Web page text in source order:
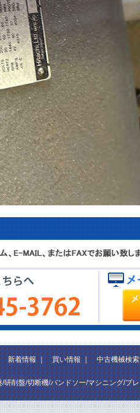
新着情報｜買い情報｜中古機械検索
研削盤/切断機/バンドソー/マシニング/プ